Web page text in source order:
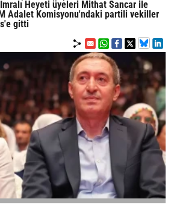
Heyeti üyeleri Mithat Sancar ile
Adalet Komisyonu'ndaki partili vekiller
gitti